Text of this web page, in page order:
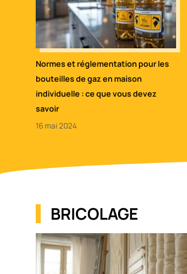
Normes et réglementation pour les
bouteilles de gaz en maison
individuelle : ce que vous devez
savoir
16 mai 2024
BRICOLAGE